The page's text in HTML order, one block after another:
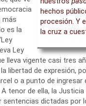
hechos
procesión. Y
la cruz a
más
es la
Ley
lleva vigente casi tres
libertad de expresión,
o a punto de ingresar
A tenor de ella, la Justicia
sentencias dictadas por